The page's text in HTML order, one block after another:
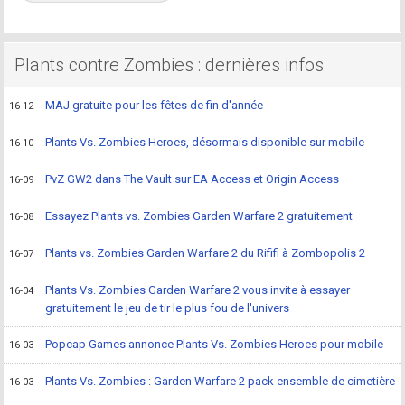
Plants contre Zombies : dernières infos
16-12 MAJ gratuite pour les fêtes de fin d'année
16-10 Plants Vs. Zombies Heroes, désormais disponible sur mobile
16-09 PvZ GW2 dans The Vault sur EA Access et Origin Access
16-08 Essayez Plants vs. Zombies Garden Warfare 2 gratuitement
16-07 Plants vs. Zombies Garden Warfare 2 du Rififi à Zombopolis 2
16-04
Plants Vs. Zombies Garden Warfare 2 vous invite à essayer
gratuitement le jeu de tir le plus fou de l'univers
16-03 Popcap Games annonce Plants Vs. Zombies Heroes pour mobile
16-03 Plants Vs. Zombies : Garden Warfare 2 pack ensemble de cimetière